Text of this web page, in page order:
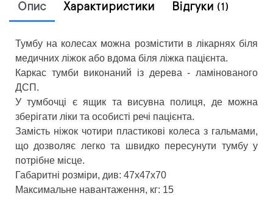
Опис Характиристики Відгуки (1)
Тумбу на колесах можна розмістити в лікарнях біля
медичних ліжок або вдома біля ліжка пацієнта.
Каркас тумби виконаний із дерева - ламінованого
ДСП.
У тумбочці є ящик та висувна полиця, де можна
зберігати ліки та особисті речі пацієнта.
Замість ніжок чотири пластикові колеса з гальмами,
що дозволяє легко та швидко пересунути тумбу у
потрібне місце.
Габаритні розміри, див: 47х47х70
Максимальне навантаження, кг: 15